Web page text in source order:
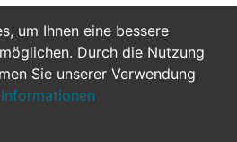
um Ihnen eine bessere
Durch die Nutzung
Sie unserer Verwendung
Bewerben